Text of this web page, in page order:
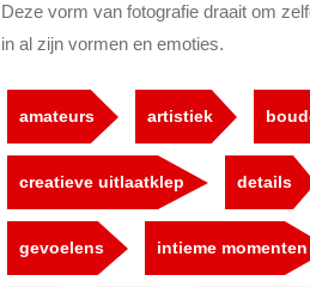
Deze vorm van fotografie draait om
in al zijn vormen en emoties.
amateurs artistiek
creatieve uitlaatklep details
gevoelens intieme momenten